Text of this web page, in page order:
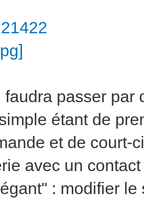
faudra passer par
étant de
et de court-
avec un
: modifier